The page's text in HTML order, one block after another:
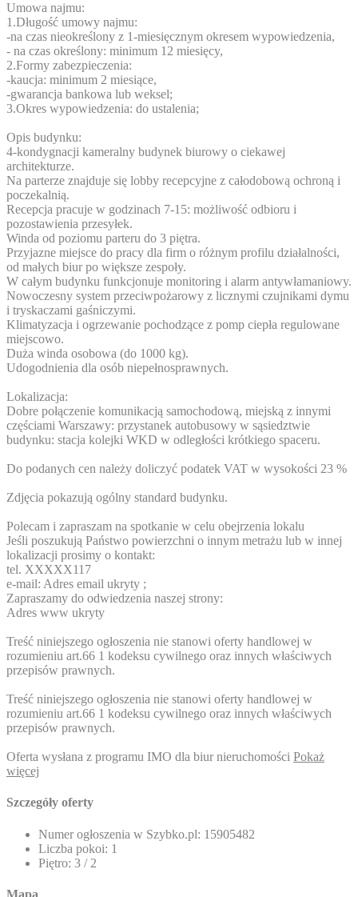
Umowa najmu:
1.Długość umowy najmu:
-na czas nieokreślony z 1-miesięcznym okresem wypowiedzenia,
- na czas określony: minimum 12 miesięcy,
2.Formy zabezpieczenia:
-kaucja: minimum 2 miesiące,
-gwarancja bankowa lub weksel;
3.Okres wypowiedzenia: do ustalenia;
Opis budynku:
4-kondygnacji kameralny budynek biurowy o ciekawej
architekturze.
Na parterze znajduje się lobby recepcyjne z całodobową ochroną i
poczekalnią.
Recepcja pracuje w godzinach 7-15: możliwość odbioru i
pozostawienia przesyłek.
Winda od poziomu parteru do 3 piętra.
Przyjazne miejsce do pracy dla firm o różnym profilu działalności,
od małych biur po większe zespoły.
W całym budynku funkcjonuje monitoring i alarm antywłamaniowy.
Nowoczesny system przeciwpożarowy z licznymi czujnikami dymu
i tryskaczami gaśniczymi.
Klimatyzacja i ogrzewanie pochodzące z pomp ciepła regulowane
miejscowo.
Duża winda osobowa (do 1000 kg).
Udogodnienia dla osób niepełnosprawnych.
Lokalizacja:
Dobre połączenie komunikacją samochodową, miejską z innymi
częściami Warszawy: przystanek autobusowy w sąsiedztwie
budynku: stacja kolejki WKD w odległości krótkiego spaceru.
Do podanych cen należy doliczyć podatek VAT w wysokości 23 %
Zdjęcia pokazują ogólny standard budynku.
Polecam i zapraszam na spotkanie w celu obejrzenia lokalu
Jeśli poszukują Państwo powierzchni o innym metrażu lub w innej
lokalizacji prosimy o kontakt:
tel. XXXXX117
e-mail: Adres email ukryty ;
Zapraszamy do odwiedzenia naszej strony:
Adres www ukryty
Treść niniejszego ogłoszenia nie stanowi oferty handlowej w
rozumieniu art.66 1 kodeksu cywilnego oraz innych właściwych
przepisów prawnych.
Treść niniejszego ogłoszenia nie stanowi oferty handlowej w
rozumieniu art.66 1 kodeksu cywilnego oraz innych właściwych
przepisów prawnych.
Oferta wysłana z programu IMO dla biur nieruchomości Pokaż
więcej
Szczegóły oferty
Numer ogłoszenia w Szybko.pl: 15905482
Liczba pokoi: 1
Piętro: 3 / 2
Mapa